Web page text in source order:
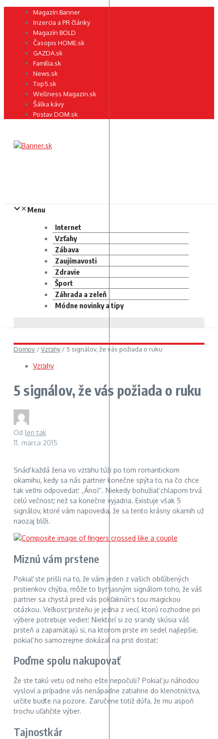
Preskočiť Magazín Banner
Inzercia a PR články
Magazín BOLD
Časopis HOME.sk
GAZDA.sk
Família.sk
News.sk
Top5.sk
Wellness Magazin.sk
Šálka kávy
Postav DOM.sk
Menu
Internet
Vzťahy
Zábava
Zaujímavosti
Zdravie
Šport
Záhrada a zeleň
Módne novinky a tipy
Domov /Vzťahy/ 5 signálov, že vás požiada o ruku
Vzťahy
5 signálov, že vás požiada o ruku
Od len tak
11. marca 2015
Snáď každá žena vo vzťahu túži po tom romantickom
okamihu, kedy sa nás partner konečne spýta to, na čo chce
tak veľmi odpovedať: „Áno!“. Niekedy bohužiaľ chlapom trvá
celú večnosť, než sa konečne vyjadria. Existuje však 5
signálov, ktoré vám napovedia, že sa tento krásny okamih už
naozaj blíži.
Miznú vám prstene
Pokiaľ ste prišli na to, že vám jeden z vašich obľúbených
prstienkov chýba, môže to byť jasným signálom toho, že váš
partner sa chystá pred vás pokľaknúť s tou magickou
otázkou. Veľkosť prsteňu je jedna z vecí, ktorú rozhodne pri
výbere potrebuje vedieť. Niektorí si zo srandy skúsia váš
prsteň a zapamätajú si, na ktorom prste im sedel najlepšie,
pokiaľ ho samozrejme dokázal na prst dostať.
Poďme spolu nakupovať
Že ste takú vetu od neho ešte nepočuli? Pokiaľ ju náhodou
vysloví a prípadne vás nenápadne zatiahne do klenotníctva,
určite buďte na pozore. Zaručene totiž dúfa, že mu aspoň
trochu uľahčite výber.
Tajnostkár